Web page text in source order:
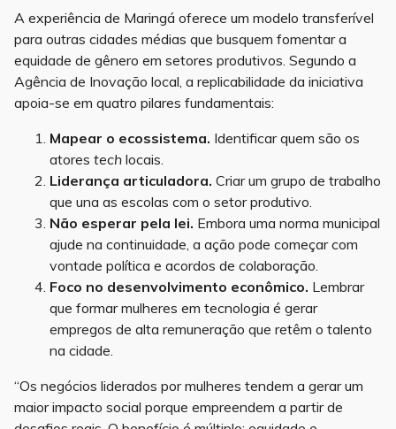
A experiência de Maringá oferece um modelo transferível
para outras cidades médias que busquem fomentar a
equidade de gênero em setores produtivos. Segundo a
Agência de Inovação local, a replicabilidade da iniciativa
apoia-se em quatro pilares fundamentais:
Mapear o ecossistema. Identificar quem são os
atores tech locais.
Liderança articuladora. Criar um grupo de trabalho
que una as escolas com o setor produtivo.
Não esperar pela lei. Embora uma norma municipal
ajude na continuidade, a ação pode começar com
vontade política e acordos de colaboração.
Foco no desenvolvimento econômico. Lembrar
que formar mulheres em tecnologia é gerar
empregos de alta remuneração que retêm o talento
na cidade.
“Os negócios liderados por mulheres tendem a gerar um
maior impacto social porque empreendem a partir de